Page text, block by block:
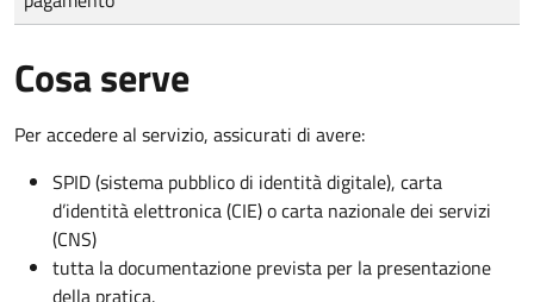
Cosa serve
Per accedere al servizio, assicurati di avere:
SPID (sistema pubblico di identità digitale), carta
d’identità elettronica (CIE) o carta nazionale dei servizi
(CNS)
tutta la documentazione prevista per la presentazione
della pratica.